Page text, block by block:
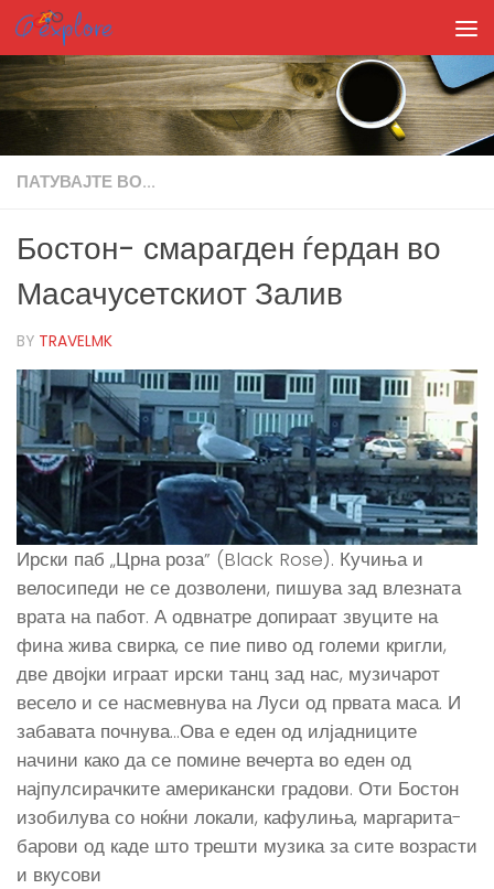
Skip to content
ПАТУВАЈТЕ ВО...
Бостон- смарагден ѓердан во
Масачусетскиот Залив
BY TRAVELMK
Ирски паб „Црна роза” (Black Rose). Кучиња и
велосипеди не се дозволени, пишува зад влезната
врата на пабот. А одвнатре допираат звуците на
фина жива свирка, се пие пиво од големи кригли,
две двојки играат ирски танц зад нас, музичарот
весело и се насмевнува на Луси од првата маса. И
забавата почнува…Ова е еден од илјадниците
начини како да се помине вечерта во еден од
најпулсирачките американски градови. Оти Бостон
изобилува со ноќни локали, кафулиња, маргарита-
барови од каде што трешти музика за сите возрасти
и вкусови